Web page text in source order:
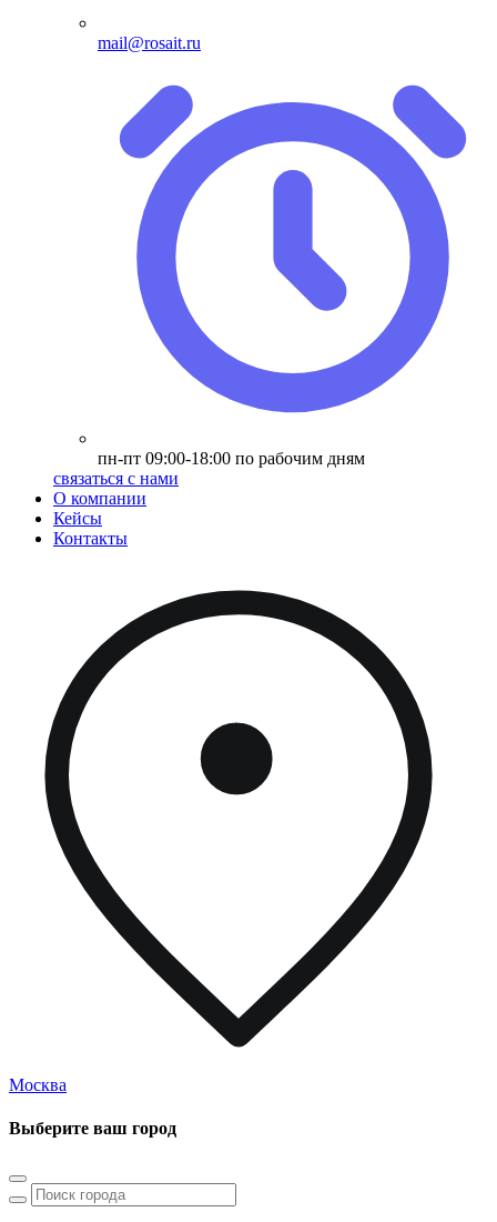
mail@rosait.ru
пн-пт 09:00-18:00 по рабочим дням
связаться с нами
О компании
Кейсы
Контакты
Москва
Выберите ваш город